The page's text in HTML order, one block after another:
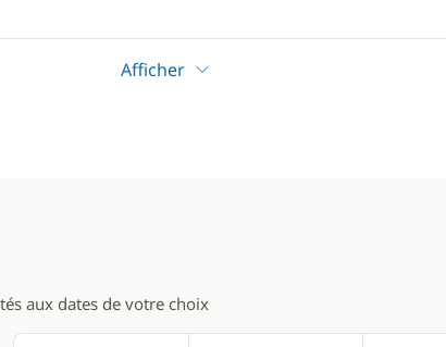
Afficher
aux dates de votre choix